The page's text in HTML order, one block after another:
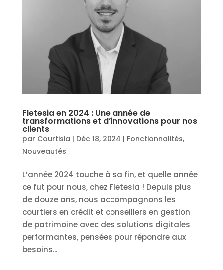
Fletesia en 2024 : Une année de
transformations et d’innovations pour nos
clients
par Courtisia | Déc 18, 2024 | Fonctionnalités,
Nouveautés
L’année 2024 touche à sa fin, et quelle année
ce fut pour nous, chez Fletesia ! Depuis plus
de douze ans, nous accompagnons les
courtiers en crédit et conseillers en gestion
de patrimoine avec des solutions digitales
performantes, pensées pour répondre aux
besoins...